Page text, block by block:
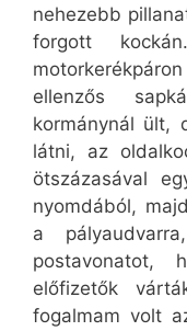
nehezebb
forgott
ellenzős
kormánynál ült,
látni, az
ötszázasával
nyomdából,
a
előfizetők
fogalmam volt